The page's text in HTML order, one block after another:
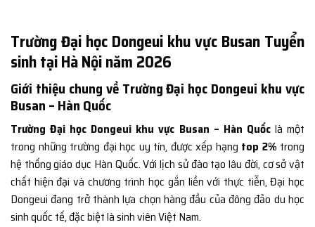
Trường Đại học Dongeui khu vực Busan Tuyển
sinh tại Hà Nội năm 2026
Giới thiệu chung về Trường Đại học Dongeui khu vực
Busan – Hàn Quốc
Trường Đại học Dongeui khu vực Busan – Hàn Quốclà một
trong những trường đại học uy tín, được xếp hạng top 2% trong
hệ thống giáo dục Hàn Quốc. Với lịch sử đào tạo lâu đời, cơ sở vật
chất hiện đại và chương trình học gắn liền với thực tiễn, Đại học
Dongeui đang trở thành lựa chọn hàng đầu của đông đảo du học
sinh quốc tế, đặc biệt là sinh viên Việt Nam.